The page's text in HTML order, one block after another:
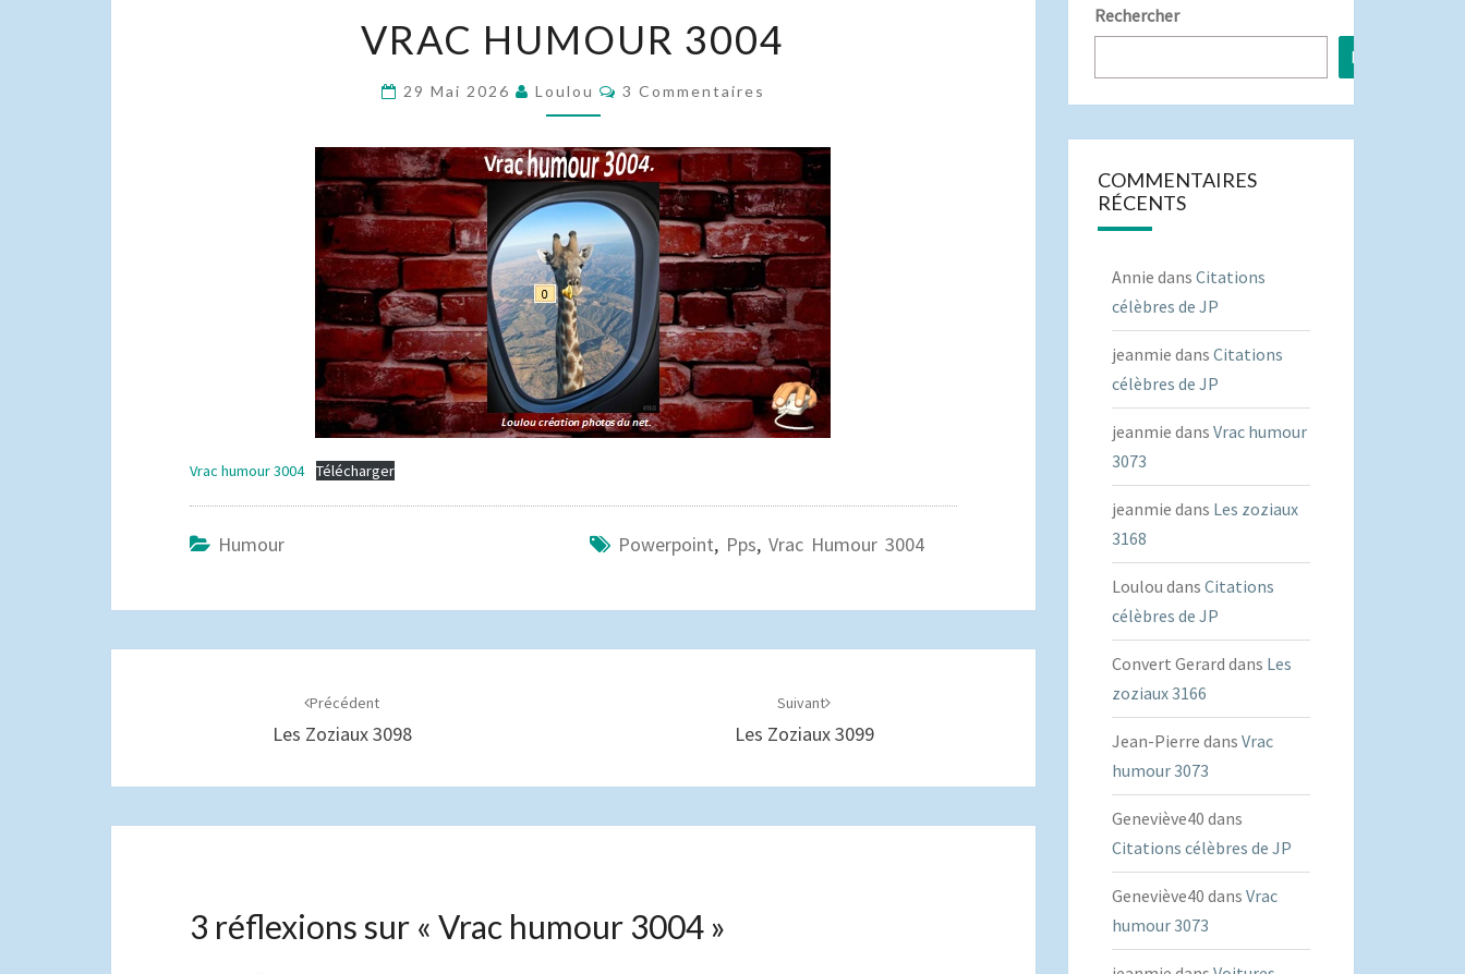
HUMOUR
VRAC HUMOUR 3004
29 Mai 2026 Loulou Commentaires
3 Commentaires
Vrac humour 3004 Télécharger
Humour Powerpoint, Pps, Vrac Humour 3004
Précédent
Les Zoziaux 3098
Suivant
Les Zoziaux 3099
3 réflexions sur « Vrac humour 3004 »
Rechercher
Rechercher
COMMENTAIRES
RÉCENTS
Annie dans Citations
célèbres de JP
jeanmie dans Citations
célèbres de JP
jeanmie dans Vrac humour
3073
jeanmie dans Les zoziaux
3168
Loulou dans Citations
célèbres de JP
Convert Gerard dans Les
zoziaux 3166
Jean-Pierre dans Vrac
humour 3073
Geneviève40 dans
Citations célèbres de JP
Geneviève40 dans Vrac
humour 3073